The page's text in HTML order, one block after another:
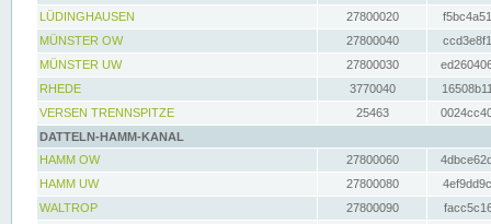
LÜDINGHAUSEN
27800020
MÜNSTER OW
27800040
MÜNSTER UW
27800030
RHEDE
3770040
VERSEN TRENNSPITZE
25463
DATTELN-HAMM-KANAL
HAMM OW
27800060
HAMM UW
27800080
WALTROP
27800090